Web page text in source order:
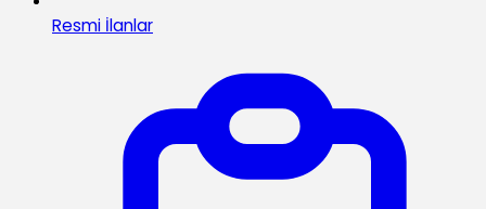
Resmi İlanlar